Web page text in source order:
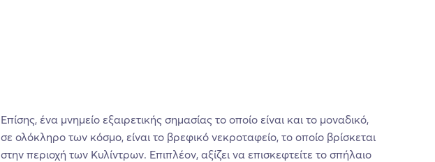
Επίσης, ένα μνημείο εξαιρετικής σημασίας το οποίο είναι και το μοναδικό,
σε ολόκληρο των κόσμο, είναι το βρεφικό νεκροταφείο, το οποίο βρίσκεται
στην περιοχή των Κυλίντρων. Επιπλέον, αξίζει να επισκεφτείτε το σπήλαιο